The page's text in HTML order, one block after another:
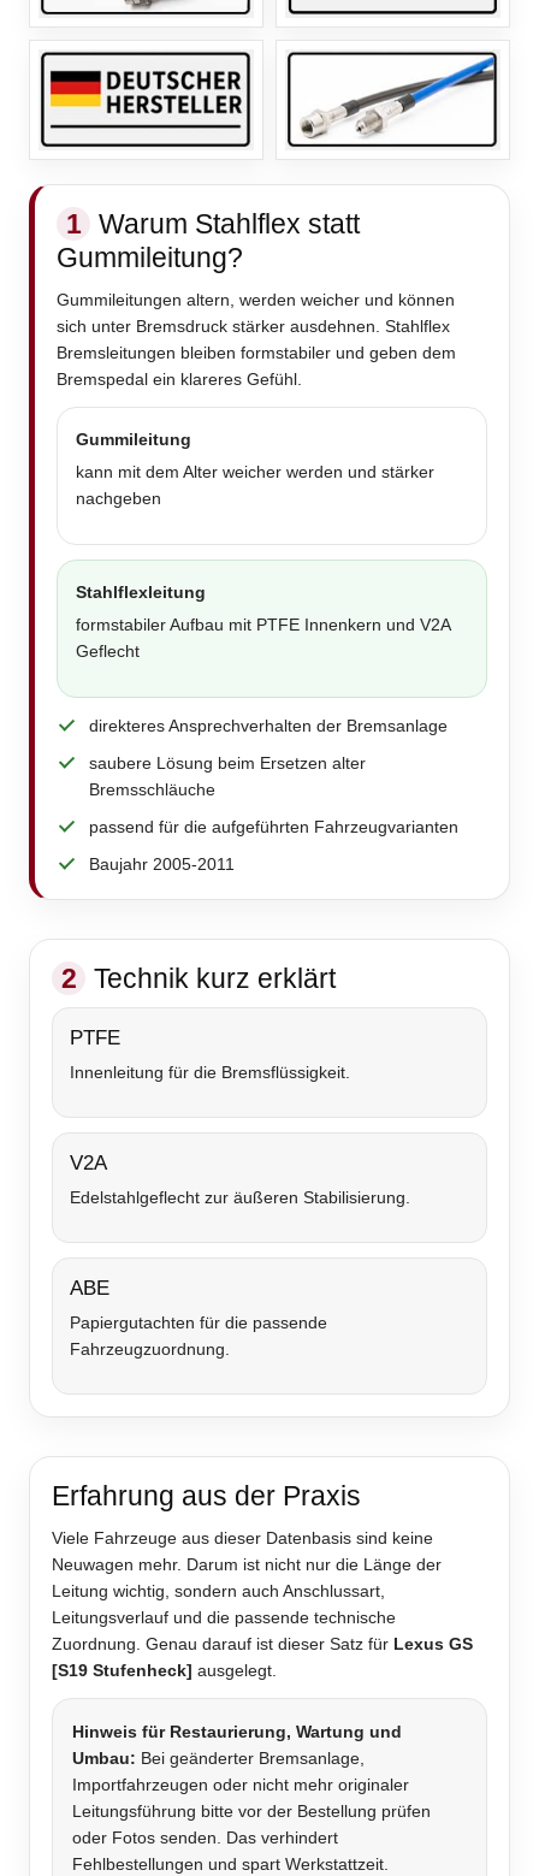
1 Warum Stahlflex statt
Gummileitung?
Gummileitungen altern, werden weicher und können
sich unter Bremsdruck stärker ausdehnen. Stahlflex
Bremsleitungen bleiben formstabiler und geben dem
Bremspedal ein klareres Gefühl.
Gummileitung
kann mit dem Alter weicher werden und stärker
nachgeben
Stahlflexleitung
formstabiler Aufbau mit PTFE Innenkern und V2A
Geflecht
direkteres Ansprechverhalten der Bremsanlage
saubere Lösung beim Ersetzen alter
Bremsschläuche
passend für die aufgeführten Fahrzeugvarianten
Baujahr 2005-2011
2 Technik kurz erklärt
PTFE
Innenleitung für die Bremsflüssigkeit.
V2A
Edelstahlgeflecht zur äußeren Stabilisierung.
ABE
Papiergutachten für die passende
Fahrzeugzuordnung.
Erfahrung aus der Praxis
Viele Fahrzeuge aus dieser Datenbasis sind keine
Neuwagen mehr. Darum ist nicht nur die Länge der
Leitung wichtig, sondern auch Anschlussart,
Leitungsverlauf und die passende technische
Zuordnung. Genau darauf ist dieser Satz für Lexus GS
[S19 Stufenheck] ausgelegt.
Hinweis für Restaurierung, Wartung und
Umbau: Bei geänderter Bremsanlage,
Importfahrzeugen oder nicht mehr originaler
Leitungsführung bitte vor der Bestellung prüfen
oder Fotos senden. Das verhindert
Fehlbestellungen und spart Werkstattzeit.